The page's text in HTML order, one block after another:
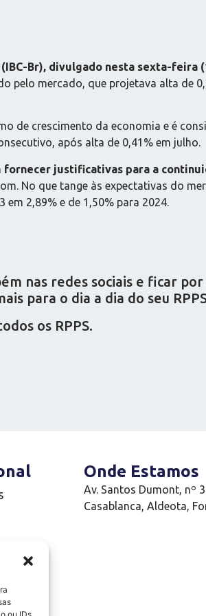
Br), divulgado nesta sexta-
pelo mercado, que projetava alta de
de crescimento da economia e é
após alta de 0,41% em julho.
justificativas para a
No que tange às expectativas do
2,89% e de 1,50% para 2024.
nas redes sociais e ficar
para o dia a dia do seu
os RPPS.
Onde Estamos
Av. Santos Dumont, nº
Casablanca, Aldeota,